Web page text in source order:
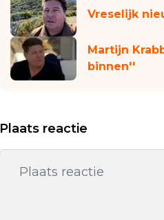
Vreselijk
Martijn
binnen''
Plaats reactie